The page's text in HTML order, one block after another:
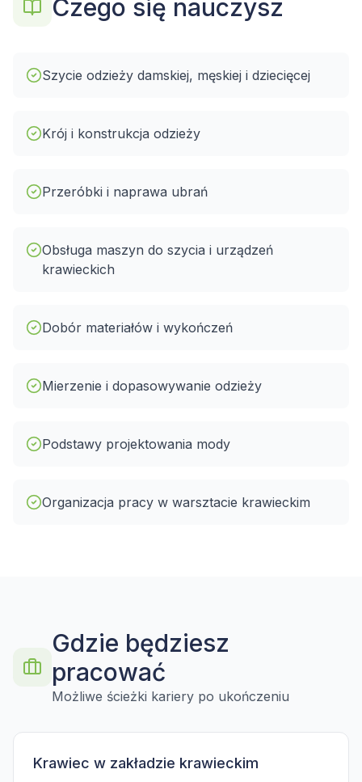
Czego się nauczysz
Szycie odzieży damskiej, męskiej i dziecięcej
Krój i konstrukcja odzieży
Przeróbki i naprawa ubrań
Obsługa maszyn do szycia i urządzeń
krawieckich
Dobór materiałów i wykończeń
Mierzenie i dopasowywanie odzieży
Podstawy projektowania mody
Organizacja pracy w warsztacie krawieckim
Gdzie będziesz
pracować
Możliwe ścieżki kariery po ukończeniu
Krawiec w zakładzie krawieckim